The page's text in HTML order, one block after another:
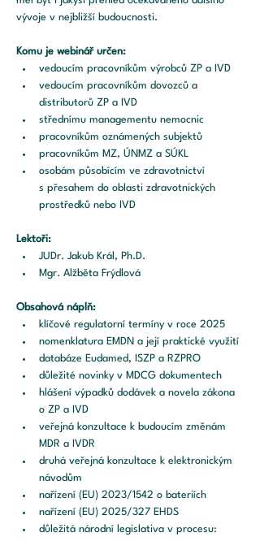
vývoje v nejbližší budoucnosti.
Komu je webinář určen:
vedoucím pracovníkům výrobců ZP a IVD
vedoucím pracovníkům dovozců a
distributorů ZP a IVD
střednímu managementu nemocnic
pracovníkům oznámených subjektů
pracovníkům MZ, ÚNMZ a SÚKL
osobám působícím ve zdravotnictví
s přesahem do oblasti zdravotnických
prostředků nebo IVD
Lektoři:
JUDr. Jakub Král, Ph.D.
Mgr. Alžběta Frýdlová
Obsahová náplň:
klíčové regulatorní termíny v roce 2025
nomenklatura EMDN a její praktické využití
databáze Eudamed, ISZP a RZPRO
důležité novinky v MDCG dokumentech
hlášení výpadků dodávek a novela zákona
o ZP a IVD
veřejná konzultace k budoucím změnám
MDR a IVDR
druhá veřejná konzultace k elektronickým
návodům
nařízení (EU) 2023/1542 o bateriích
nařízení (EU) 2025/327 EHDS
důležitá národní legislativa v procesu: